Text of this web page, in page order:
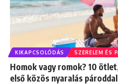
KIKAPCSOLÓDÁS SZERELEM ÉS
Homok vagy romok? 10
első közös nyaralás pároddal